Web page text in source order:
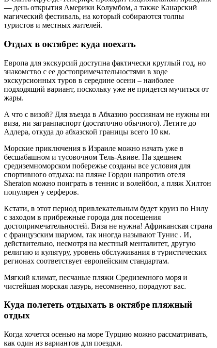
— день открытия Америки Колумбом, а также Канарский
магический фестиваль, на который собираются толпы
туристов и местных жителей.
Отдых в октябре: куда поехать
Европа для экскурсий доступна фактически круглый год, но
знакомство с ее достопримечательностями в ходе
экскурсионных туров в середине осени – наиболее
подходящий вариант, поскольку уже не придется мучиться от
жары.
А что с визой? Для въезда в Абхазию россиянам не нужны ни
виза, ни загранпаспорт (достаточно обычного). Летите до
Адлера, откуда до абхазской границы всего 10 км.
Морские приключения в Израиле можно начать уже в
бесшабашном и тусовочном Тель-Авиве. На здешнем
средиземноморском побережье созданы все условия для
спортивного отдыха: на пляже Гордон напротив отеля
Sheraton можно поиграть в теннис и волейбол, а пляж Хилтон
популярен у серферов.
Кстати, в этот период привлекательным будет круиз по Нилу
с заходом в прибрежные города для посещения
достопримечательностей. Виза не нужна! Африканская страна
с французским шармом, так иногда называют Тунис . И,
действительно, несмотря на местный менталитет, другую
религию и культуру, уровень обслуживания в туристических
регионах соответствует европейским стандартам.
Мягкий климат, песчаные пляжи Средиземного моря и
чистейшая морская лазурь, несомненно, порадуют вас.
Куда полететь отдыхать в октябре пляжный
отдых
Когда хочется осенью на море Турцию можно рассматривать,
как один из вариантов для поездки.